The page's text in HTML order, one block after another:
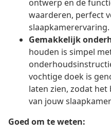
ontwerp en de
waarderen, perfect
slaapkamerervaring.
Gemakkelijk
houden is simpel
vochtige doek is
laten zien, zodat
van jouw
Goed om te weten: